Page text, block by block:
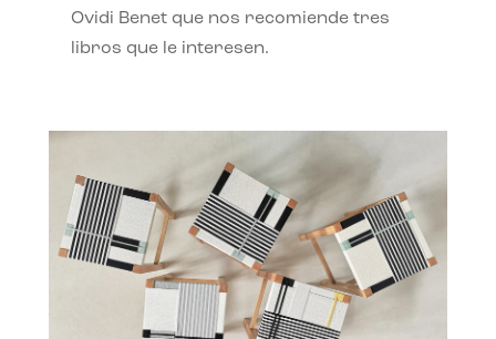
Ovidi Benet que nos recomiende tres
libros que le interesen.